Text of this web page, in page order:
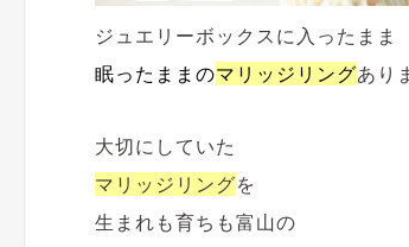
ジュエリーボックスに入ったまま
眠ったままのマリッジ リングあり
大切にしていた
マリッジリングを
生まれも育ちも富山の